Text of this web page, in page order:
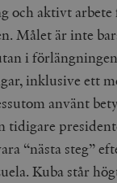
och aktivt arbete
Målet är inte
i
inklusive ett
använt
tidigare
“nästa steg”
Kuba står